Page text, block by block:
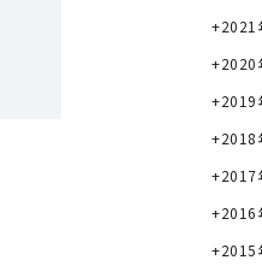
2021
2020
2019
2018
2017
2016
2015